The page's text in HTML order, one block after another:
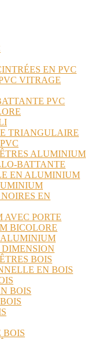
EN PVC
VITRAGE
PVC
TRIANGULAIRE
ALUMINIUM
BATTANTE
EN ALUMINIUM
EN
PORTE
BICOLORE
ALUMINIUM
BOIS
EN BOIS
BOIS
BOIS